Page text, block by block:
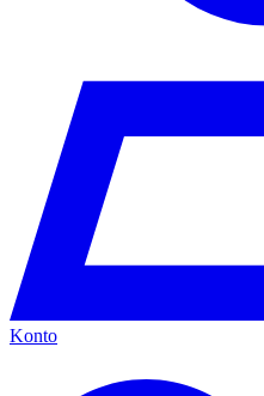
Konto